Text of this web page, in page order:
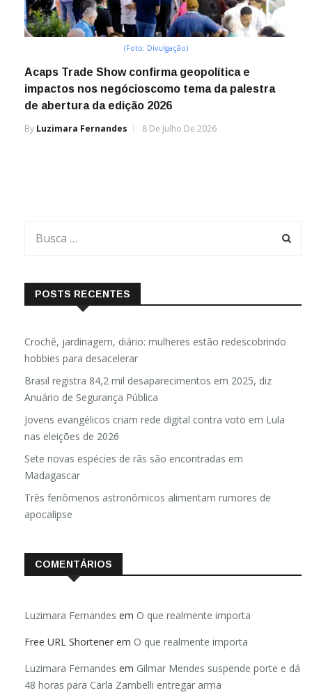
(Foto: Divulgação)
Acaps Trade Show confirma geopolítica e
impactos nos negócioscomo tema da palestra
de abertura da edição 2026
By Luzimara Fernandes 8 De Julho De 2026
POSTS RECENTES
Crochê, jardinagem, diário: mulheres estão redescobrindo
hobbies para desacelerar
Brasil registra 84,2 mil desaparecimentos em 2025, diz
Anuário de Segurança Pública
Jovens evangélicos criam rede digital contra voto em Lula
nas eleições de 2026
Sete novas espécies de rãs são encontradas em
Madagascar
Três fenômenos astronômicos alimentam rumores de
apocalipse
COMENTÁRIOS
Luzimara Fernandes em O que realmente importa
Free URL Shortener em O que realmente importa
Luzimara Fernandes em Gilmar Mendes suspende porte e dá
48 horas para Carla Zambelli entregar arma